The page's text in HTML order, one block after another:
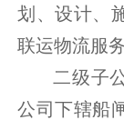
划、设计、
联运物流服
二级子
公司下辖船